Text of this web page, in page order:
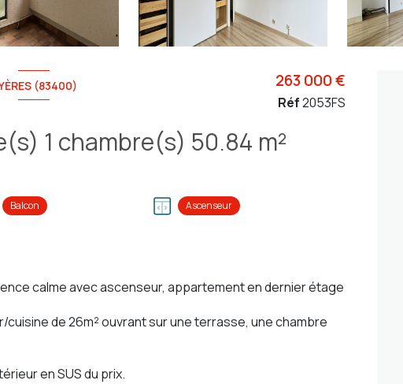
(83400)
Appartement 2 pièce(s) 1 chambre(s) 50.84 m²
Balcon Ascenseur
263 000 €
Réf2053FS
calme avec ascenseur, appartement en dernier étage
de 26m² ouvrant sur une terrasse, une chambre
en SUS du prix.